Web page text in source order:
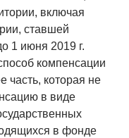
включая
ставшей
1 июня 2019 г.
компенсации
часть, которая не
в виде
в фонде